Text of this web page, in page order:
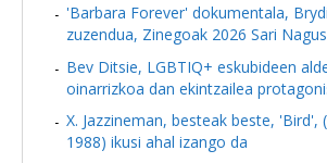
'Barbara Forever' dokumentala,
zuzendua, Zinegoak 2026 Sari
Bev Ditsie, LGBTIQ+ eskubideen
oinarrizkoa dan ekintzailea
X. Jazzineman, besteak beste, 'Bird',
1988) ikusi ahal izango da